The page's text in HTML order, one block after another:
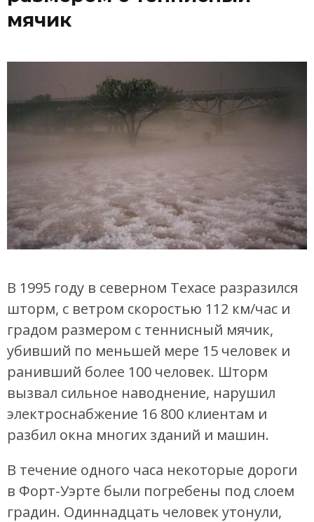
мячик
В 1995 году в северном Техасе разразился
шторм, с ветром скоростью 112 км/час и
градом размером с теннисный мячик,
убивший по меньшей мере 15 человек и
ранивший более 100 человек. Шторм
вызвал сильное наводнение, нарушил
электроснабжение 16 800 клиентам и
разбил окна многих зданий и машин.
В течение одного часа некоторые дороги
в Форт-Уэрте были погребены под слоем
градин. Одиннадцать человек утонули,